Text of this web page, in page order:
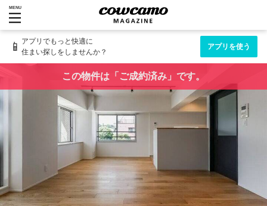
MENU
📱 アプリでもっと快適に
住まい探しをしませんか？
アプリを使う
この物件は「ご成約済み」です。